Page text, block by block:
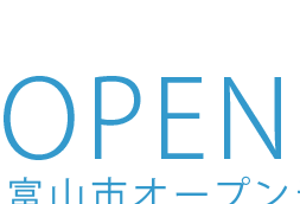
Skip to main content